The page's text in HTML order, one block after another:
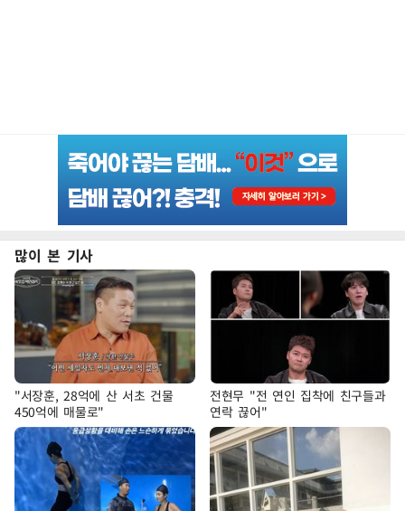
많이 본 기사
"서장훈, 28억에 산 서초 건물
450억에 매물로"
전현무 "전 연인 집착에 친구들과
연락 끊어"